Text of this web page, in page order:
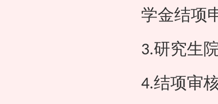
学金结项
3.研究生
4.结项审